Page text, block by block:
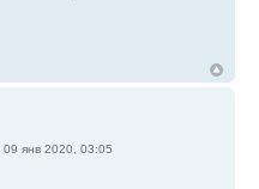
09 янв 2020, 03:05